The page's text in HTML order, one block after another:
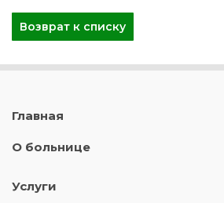
Возврат к списку
Главная
О больнице
Услуги